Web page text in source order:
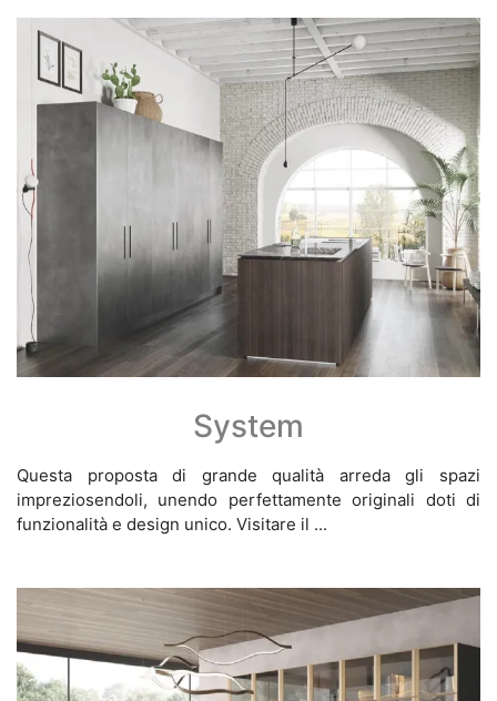
System
Questa proposta di grande qualità arreda gli spazi
impreziosendoli, unendo perfettamente originali doti di
funzionalità e design unico. Visitare il ...